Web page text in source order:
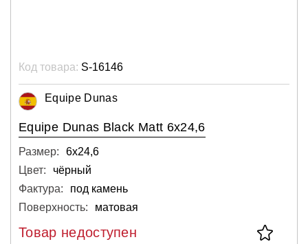
Код товара: S-16146
Equipe Dunas
Equipe Dunas Black Matt 6x24,6
Размер:
6х24,6
Цвет:
чёрный
Фактура:
под камень
Поверхность:
матовая
Товар недоступен